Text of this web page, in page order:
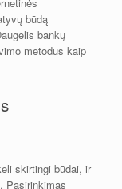
būdą
bankų
metodus kaip
skirtingi būdai, ir
Pasirinkimas